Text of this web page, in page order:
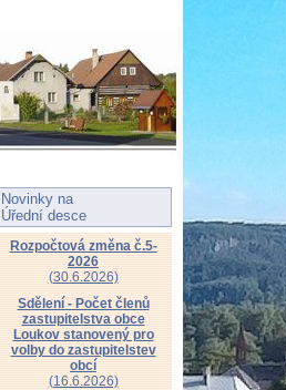
Novinky na
Úřední desce
Rozpočtová změna č.5-
2026
(30.6.2026)
Sdělení - Počet členů
zastupitelstva obce
Loukov stanovený pro
volby do zastupitelstev
obcí
(16.6.2026)